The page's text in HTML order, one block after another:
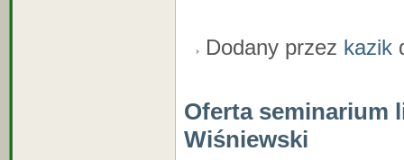
Dodany przez kazik
Oferta seminarium
Wiśniewski